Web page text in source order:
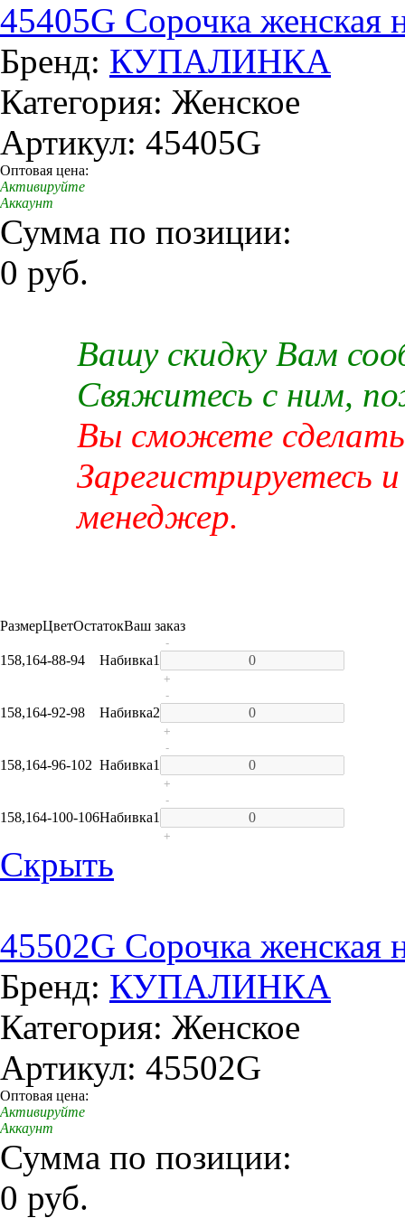
45405G Сорочка женская
Бренд: КУПАЛИНКА
Категория: Женское
Артикул: 45405G
Оптовая цена:
Активируйте
Аккаунт
Сумма по позиции:
0 руб.
Вашу скидку Вам
Свяжитесь с ним,
Вы сможете сделать
Зарегистрируетесь
менеджер.
РазмерЦветОстатокВаш заказ
158,164-88-94 Набивка1
-
+
158,164-92-98 Набивка2
-
+
158,164-96-102 Набивка1
-
+
158,164-100-106Набивка1
-
+
Скрыть
45502G Сорочка женская
Бренд: КУПАЛИНКА
Категория: Женское
Артикул: 45502G
Оптовая цена:
Активируйте
Аккаунт
Сумма по позиции:
0 руб.